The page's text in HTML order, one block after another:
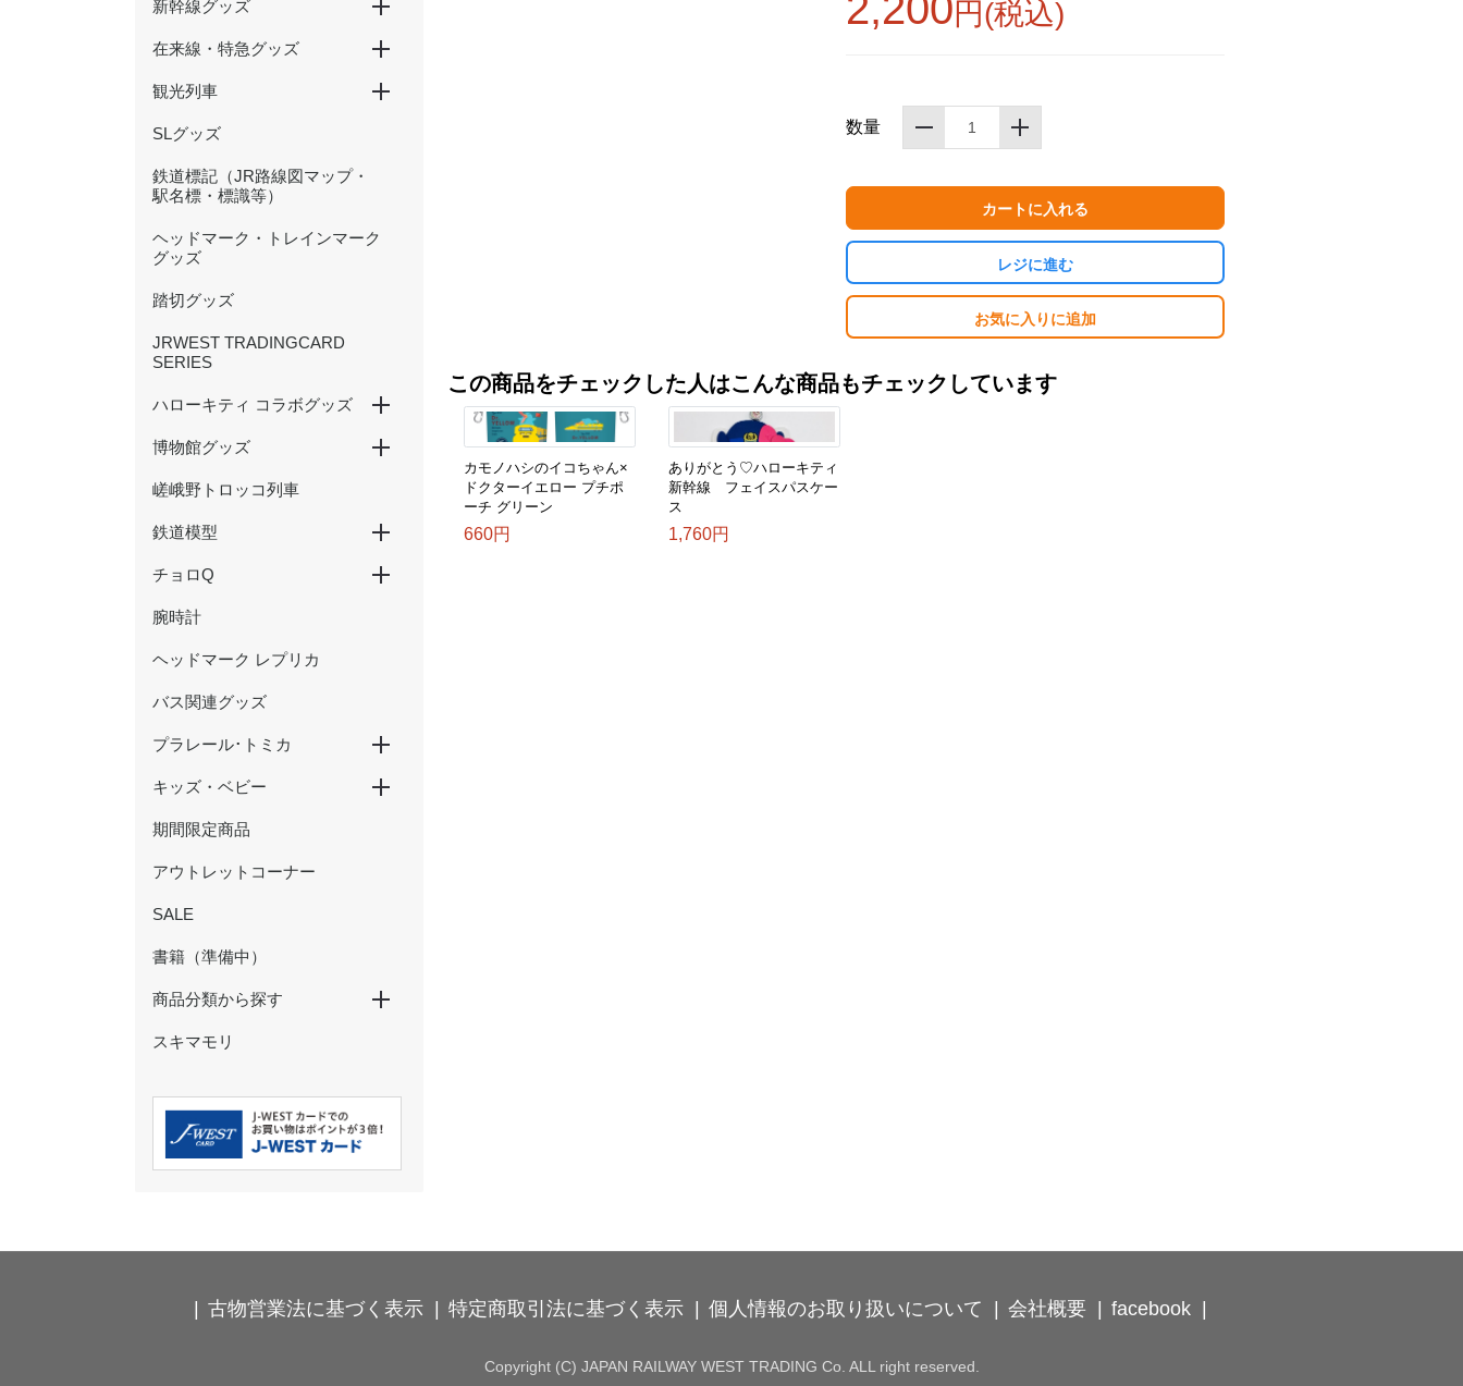
新幹線グッズ
山陽新幹線
北陸新幹線
500 TYPE EVA
在来線・特急グッズ
国鉄型列車
201系
大阪環状線
新快速
特急くろしお
特急まほろば(安寧・悠久)
特急やくも（381・273系
かにカニエクスプレス
トワイライトエクスプレス
北陸本線（サンダーバード・
観光列車
SAKU美SAKU楽
あめつち
はなあかり
SLグッズ
鉄道標記（JR路線図マップ・
駅名標・標識等）
ヘッドマーク・トレインマーク
グッズ
踏切グッズ
JRWEST TRADINGCARD
SERIES
ハローキティ コラボグッズ
ハローキティ新幹線
ハローキティ×大阪環状線
ハローキティ はるか
博物館グッズ
京都鉄道博物館グッズ
ウメテツグッズ
津山まなびの鉄道館グッズ
嵯峨野トロッコ列車
鉄道模型
Nゲージ
HOゲージ
チョロQ
新幹線
在来線・特急
SL・蒸気機関車
腕時計
ヘッドマーク レプリカ
バス関連グッズ
プラレール･トミカ
プラレール
トミカ
キッズ・ベビー
おもちゃ
期間限定商品
アウトレットコーナー
SALE
書籍（準備中）
商品分類から探す
特大パネル
玩具・ぬいぐるみ
ペン・鉛筆
ノート・メモ・ふせん
クリアファイル・下敷き
マスキングテープ
シール・ステッカー
ポストカード・ぽち袋
その他の文具
ストラップ・キーホルダー
カードケース・パスケース
食器・コップ
弁当箱・タンブラー・ボトル
箸・箸置き・コースター
ハンカチ・タオル
Ｔシャツ・靴下
バッグ・巾着・ポーチ
時計･インテリア･クッション
スキマモリ
円(税込)
数量
カートに入れる
レジに進む
お気に入りに追加
この商品をチェックした人はこんな商品もチェックしています
カモノハシのイコちゃん×
ドクターイエロー プチポ
ーチ グリーン
660円
ありがとう♡ハローキティ
新幹線 フェイスパスケー
ス
1,760円
古物営業法に基づく表示 特定商取引法に基づく表示 個人情報のお取り扱いについて 会社概要 facebook
Copyright (C) JAPAN RAILWAY WEST TRADING Co. ALL right reserved.